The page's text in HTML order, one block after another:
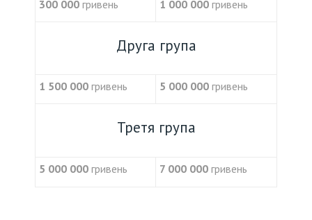
300 000 гривень 1 000 000 гривень
Друга група
1 500 000 гривень 5 000 000 гривень
Третя група
5 000 000 гривень 7 000 000 гривень